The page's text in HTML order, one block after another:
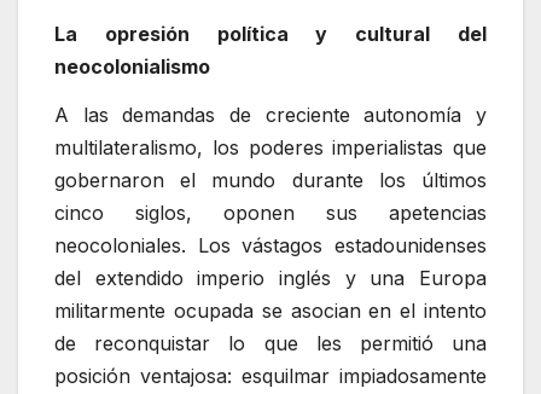
La opresión política y cultural del
neocolonialismo
A las demandas de creciente autonomía y
multilateralismo, los poderes imperialistas que
gobernaron el mundo durante los últimos
cinco siglos, oponen sus apetencias
neocoloniales. Los vástagos estadounidenses
del extendido imperio inglés y una Europa
militarmente ocupada se asocian en el intento
de reconquistar lo que les permitió una
posición ventajosa: esquilmar impiadosamente